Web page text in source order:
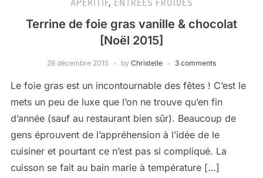
APÉRITIF, ENTRÉES FROIDES
Terrine de foie gras vanille & chocolat
[Noël 2015]
26 décembre 2015 by Christelle 3 comments
Le foie gras est un incontournable des fêtes ! C’est le
mets un peu de luxe que l’on ne trouve qu’en fin
d’année (sauf au restaurant bien sûr). Beaucoup de
gens éprouvent de l’appréhension à l’idée de le
cuisiner et pourtant ce n’est pas si compliqué. La
cuisson se fait au bain marie à température […]